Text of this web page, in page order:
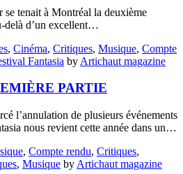
tenait à Montréal la deuxième
delà d’un excellent…
, Cinéma, Critiques, Musique, Compte
Fantasia by Artichaut magazine
PARTIE
l’annulation de plusieurs événements
nous revient cette année dans un…
, Compte rendu, Critiques,
, Musique by Artichaut magazine